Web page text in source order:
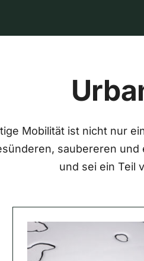
Mobilität ist nicht nur
saubereren
und sei ein Teil